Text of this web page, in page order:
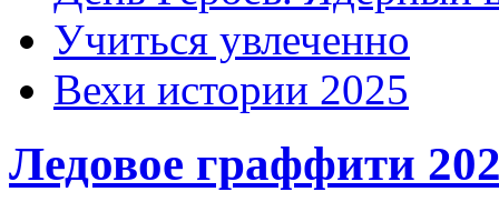
Учиться увлеченно
Вехи истории 2025
Шаблоны Joomla 2.5 здесь: http://joomla25.ru/shablony/
Ледовое граффити